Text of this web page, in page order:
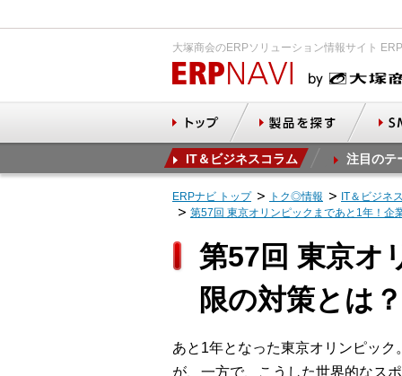
大塚商会のERPソリューション情報サイト
IT＆ビジネスコラム 注目のテ
ERPナビ トップ トク◎情報 IT＆ビジネ
第57回 東京オリンピックまであと1年！企
第57回 東京オ
限の対策とは？
あと1年となった東京オリンピッ
が、一方で、こうした世界的なス